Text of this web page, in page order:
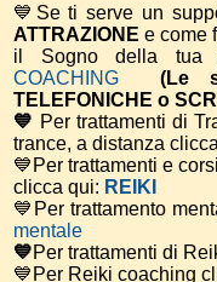
💙Se ti serve un
ATTRAZIONE e come
il Sogno della tua
COACHING
(Le
TELEFONICHE o
💙 Per trattamenti di
trance, a distanza
💙Per trattamenti e
clicca qui: REIKI
💙Per trattamento
mentale
💙Per trattamenti di
💙Per Reiki coaching